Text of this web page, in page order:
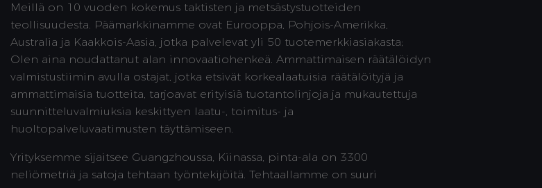
Meillä on 10 vuoden kokemus taktisten ja metsästystuotteiden
teollisuudesta. Päämarkkinamme ovat Eurooppa, Pohjois-Amerikka,
Australia ja Kaakkois-Aasia, jotka palvelevat yli 50 tuotemerkkiasiakasta;
Olen aina noudattanut alan innovaatiohenkeä. Ammattimaisen räätälöidyn
valmistustiimin avulla ostajat, jotka etsivät korkealaatuisia räätälöityjä ja
ammattimaisia ​​tuotteita, tarjoavat erityisiä tuotantolinjoja ja mukautettuja
suunnitteluvalmiuksia keskittyen laatu-, toimitus- ja
huoltopalveluvaatimusten täyttämiseen.
Yrityksemme sijaitsee Guangzhoussa, Kiinassa, pinta-ala on 3300
neliömetriä ja satoja tehtaan työntekijöitä. Tehtaallamme on suuri